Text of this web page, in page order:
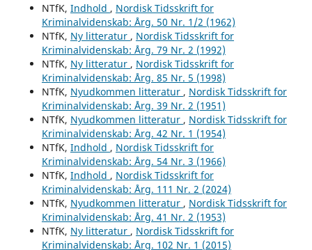
NTfK, Indhold , Nordisk Tidsskrift for
Kriminalvidenskab: Årg. 50 Nr. 1/2 (1962)
NTfK, Ny litteratur , Nordisk Tidsskrift for
Kriminalvidenskab: Årg. 79 Nr. 2 (1992)
NTfK, Ny litteratur , Nordisk Tidsskrift for
Kriminalvidenskab: Årg. 85 Nr. 5 (1998)
NTfK, Nyudkommen litteratur , Nordisk Tidsskrift for
Kriminalvidenskab: Årg. 39 Nr. 2 (1951)
NTfK, Nyudkommen litteratur , Nordisk Tidsskrift for
Kriminalvidenskab: Årg. 42 Nr. 1 (1954)
NTfK, Indhold , Nordisk Tidsskrift for
Kriminalvidenskab: Årg. 54 Nr. 3 (1966)
NTfK, Indhold , Nordisk Tidsskrift for
Kriminalvidenskab: Årg. 111 Nr. 2 (2024)
NTfK, Nyudkommen litteratur , Nordisk Tidsskrift for
Kriminalvidenskab: Årg. 41 Nr. 2 (1953)
NTfK, Ny litteratur , Nordisk Tidsskrift for
Kriminalvidenskab: Årg. 102 Nr. 1 (2015)